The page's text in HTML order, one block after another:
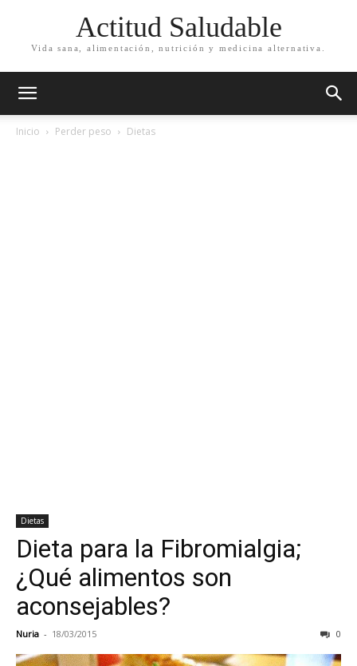
Actitud Saludable
Vida sana, alimentación, nutrición y medicina alternativa.
Inicio Perder peso Dietas
Dietas
Dieta para la Fibromialgia;
¿Qué alimentos son
aconsejables?
Nuria - 18/03/2015 0